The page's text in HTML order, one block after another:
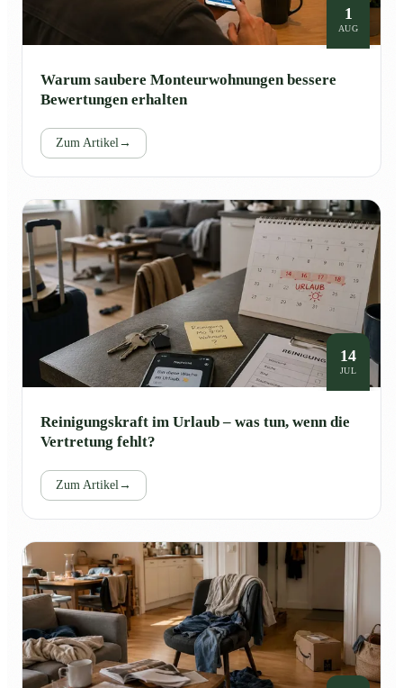
1
AUG
Warum saubere Monteurwohnungen bessere
Bewertungen erhalten
Zum Artikel →
14
JUL
Reinigungskraft im Urlaub – was tun, wenn die
Vertretung fehlt?
Zum Artikel →